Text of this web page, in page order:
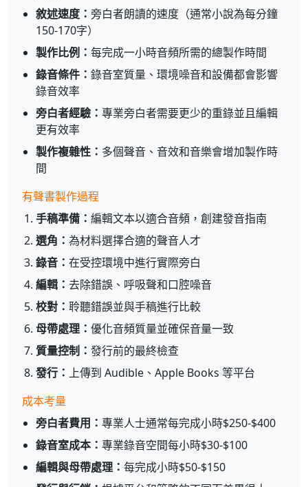
敘述速度： 旁白者朗讀的速度（通常小說為每分鐘
150-170字）
製作比例： 每完成一小時音頻所需的總製作時間
錄音條件： 錄音室質量、環境噪音和設備都會影響
錄音效率
旁白者經驗： 專業旁白者需要更少的重錄並且編輯
更有效率
製作複雜性： 多個聲音、音效和音樂會增加製作時
間
有聲書製作過程
手稿準備： 編輯文本以適合音頻，創建發音指南
選角： 為材料選擇合適的聲音人才
錄音： 在受控環境中進行實際旁白
編輯： 去除錯誤、呼吸聲和口腔噪音
校對： 聆聽錯誤並與手稿進行比較
母帶處理： 優化音頻質量並確保音量一致
質量控制： 發行前的最終檢查
發行： 上傳到 Audible、Apple Books 等平台
成本考量
旁白者費用： 專業人士通常每完成小時$250-$400
錄音室成本： 專業錄音空間每小時$30-$100
編輯與母帶處理： 每完成小時$50-$150